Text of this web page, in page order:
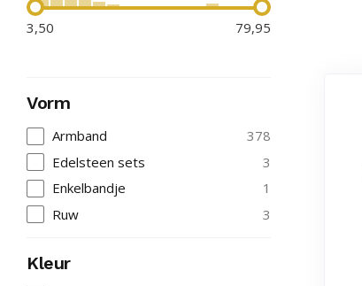
3,50 79,95
Vorm
Armband
378
Edelsteen sets
3
Enkelbandje
1
Ruw
3
Kleur